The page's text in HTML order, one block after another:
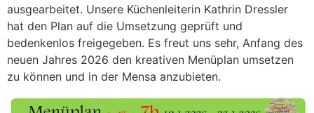
ausgearbeitet. Unsere Küchenleiterin Kathrin Dressler
hat den Plan auf die Umsetzung geprüft und
bedenkenlos freigegeben. Es freut uns sehr, Anfang des
neuen Jahres 2026 den kreativen Menüplan umsetzen
zu können und in der Mensa anzubieten.